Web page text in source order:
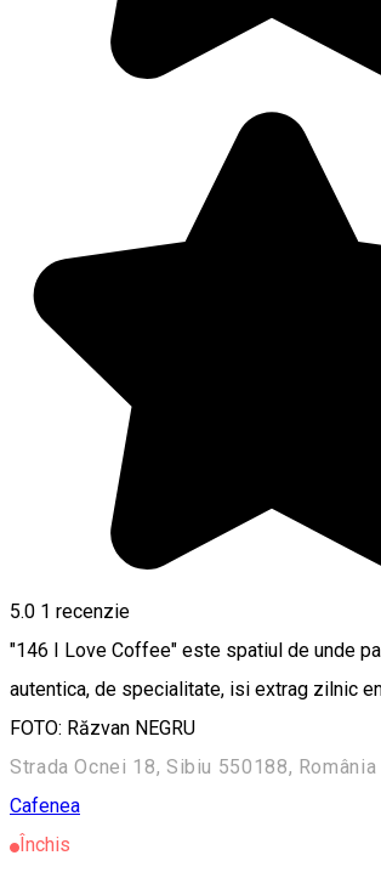
5.0 1 recenzie
"146 I Love Coffee" este spatiul de unde
autentica, de specialitate, isi extrag zilnic
FOTO: Răzvan NEGRU
Strada Ocnei 18, Sibiu 550188, România
Cafenea
Închis